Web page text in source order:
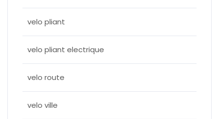
velo pliant
velo pliant electrique
velo route
velo ville